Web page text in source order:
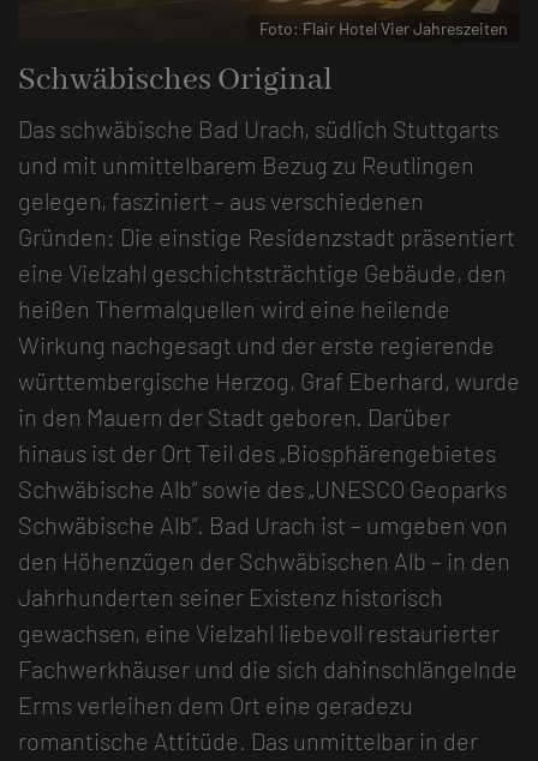
Foto: Flair Hotel Vier
Schwäbisches Original
Das schwäbische Bad Urach, südlich Stuttgarts
und mit unmittelbarem Bezug zu Reutlingen
gelegen, fasziniert – aus verschiedenen
Gründen: Die einstige Residenzstadt präsentiert
eine Vielzahl geschichtsträchtige Gebäude, den
heißen Thermalquellen wird eine heilende
Wirkung nachgesagt und der erste regierende
württembergische Herzog, Graf Eberhard, wurde
in den Mauern der Stadt geboren. Darüber
hinaus ist der Ort Teil des „Biosphärengebietes
Schwäbische Alb“ sowie des „UNESCO Geoparks
Schwäbische Alb“. Bad Urach ist – umgeben von
den Höhenzügen der Schwäbischen Alb – in den
Jahrhunderten seiner Existenz historisch
gewachsen, eine Vielzahl liebevoll restaurierter
Fachwerkhäuser und die sich dahinschlängelnde
Erms verleihen dem Ort eine geradezu
romantische Attitüde. Das unmittelbar in der